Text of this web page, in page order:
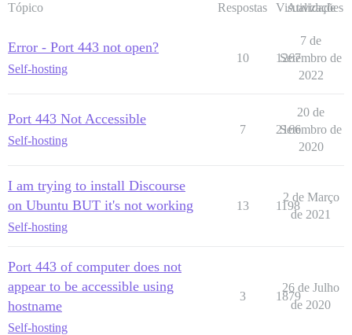
Tópico Respostas Visualizações
Atividade
Error - Port 443 not open?
Self-hosting
10 1267
7 de
Setembro de
2022
Port 443 Not Accessible
Self-hosting
7 2166
20 de
Setembro de
2020
I am trying to install Discourse
on Ubuntu BUT it's not working
Self-hosting
13 1198
2 de Março
de 2021
Port 443 of computer does not
appear to be accessible using
hostname
Self-hosting
3 1879
26 de Julho
de 2020